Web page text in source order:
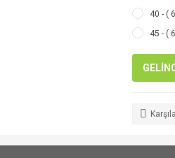
40 - (
45 - (